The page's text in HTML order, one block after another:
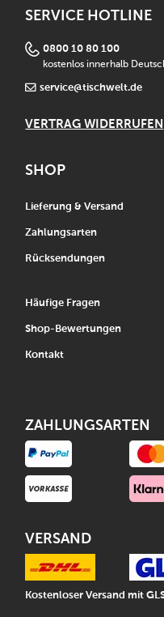
SERVICE HOTLINE
0800 10 80 100
kostenlos innerhalb
service@tischwelt.de
VERTRAG WIDERRUFEN
SHOP
Lieferung & Versand
Zahlungsarten
Rücksendungen
Häufige Fragen
Shop-Bewertungen
Kontakt
ZAHLUNGSARTEN
VERSAND
Kostenloser Versand mit